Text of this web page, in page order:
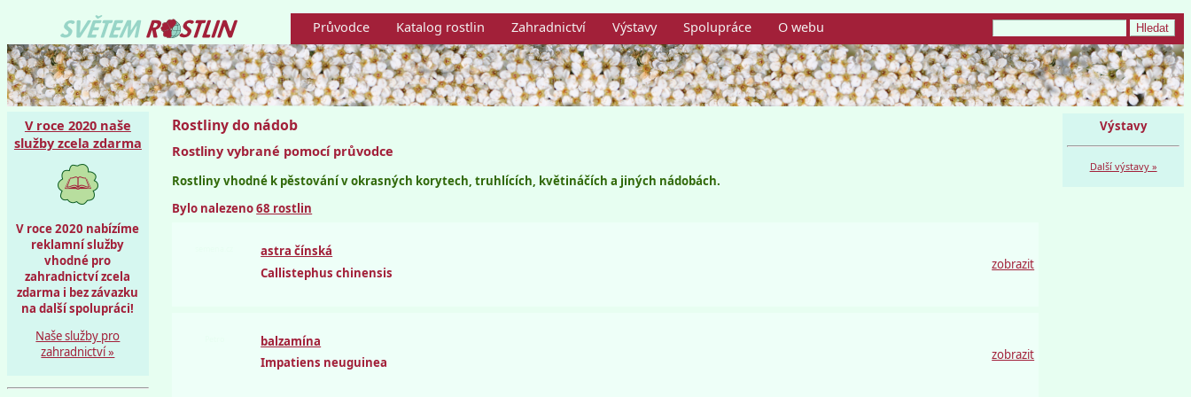
Průvodce Katalog rostlin Zahradnictví Výstavy Spolupráce O webu
V roce 2020 naše
služby zcela zdarma
V roce 2020 nabízíme
reklamní služby
vhodné pro
zahradnictví zcela
zdarma i bez závazku
na další spolupráci!
Naše služby pro
zahradnictví »
Rostliny do nádob
Rostliny vybrané pomocí průvodce
Rostliny vhodné k pěstování v okrasných korytech, truhlících, květináčích a jiných nádobách.
Bylo nalezeno68 rostlin
astra čínská
Callistephus chinensis
zobrazit
balzamína
Impatiens neuguinea
zobrazit
Výstavy
Další výstavy »